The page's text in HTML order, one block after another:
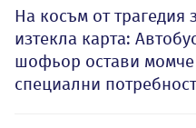
На косъм от трагедия
изтекла карта:
шофьор остави момче
специални